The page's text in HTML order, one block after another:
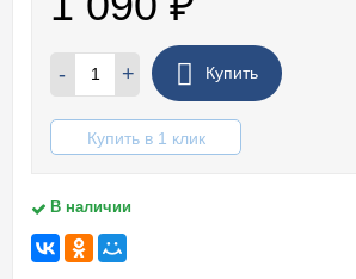
- + Купить
Купить в 1 клик
В наличии